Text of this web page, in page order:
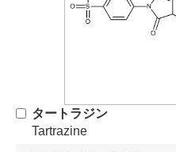
タートラジン
Tartrazine